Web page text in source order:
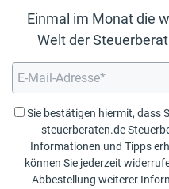
Einmal im Monat die
Welt der
Sie bestätigen hiermit, dass
steuerberaten.de
Informationen und Tipps
können Sie jederzeit
Abbestellung weiterer Informationen enthalten sein. Weitere